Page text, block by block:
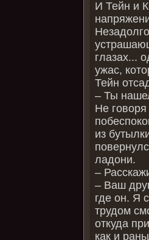
И Тейн и
глазах...
ужас,
Тейн
– Ты
Не
из
ладони.
–
– Ваш
где он. Я
трудом
откуда
как и